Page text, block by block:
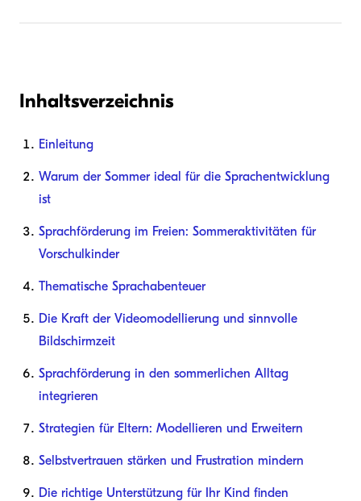
Inhaltsverzeichnis
Einleitung
Warum der Sommer ideal für die Sprachentwicklung
ist
Sprachförderung im Freien: Sommeraktivitäten für
Vorschulkinder
Thematische Sprachabenteuer
Die Kraft der Videomodellierung und sinnvolle
Bildschirmzeit
Sprachförderung in den sommerlichen Alltag
integrieren
Strategien für Eltern: Modellieren und Erweitern
Selbstvertrauen stärken und Frustration mindern
Die richtige Unterstützung für Ihr Kind finden